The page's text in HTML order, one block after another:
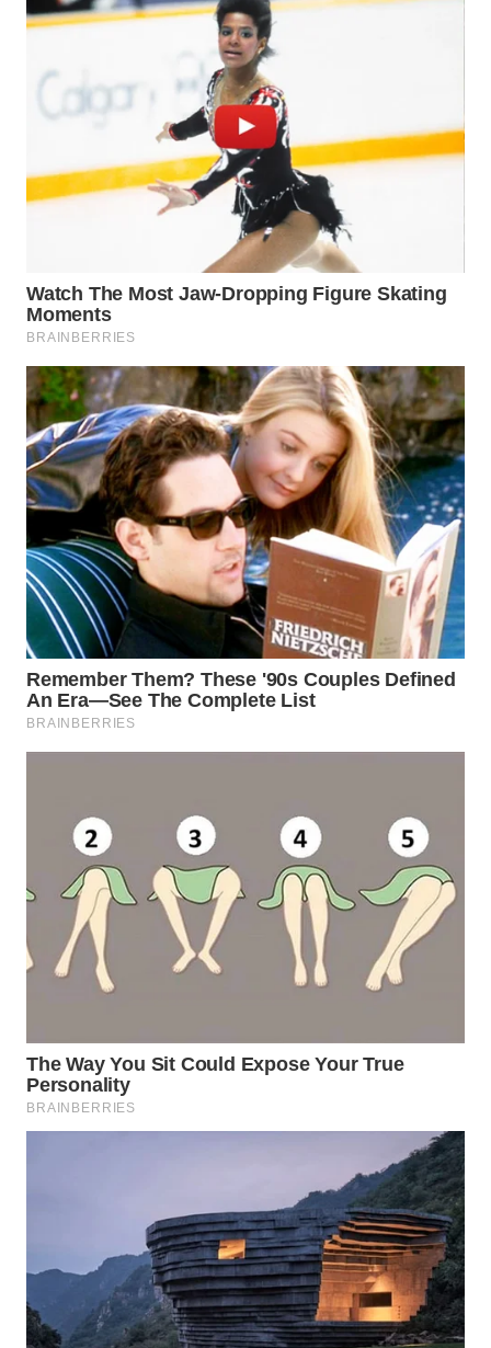
WN
WN
WN
WN
LABUHANBATU
WN
TAPANULI
TENGAH
WN DELI
SERDANG
WN
TEBING
TINGGI
WN
PAKPAK
WN
KARAWANG
BEKASI
WN
BOGOR
WN
WN
TAPANULI
UTARA
PADANG